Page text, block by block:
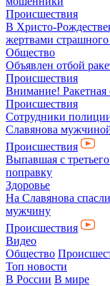
Происшествия
В Христо-
жертвами
Общество
Объявлен отбой
Происшествия
Внимание! Ракетная
Происшествия
Сотрудники
Славянова
Происшествия
Выпавшая с
поправку
Здоровье
На Славянова
мужчину
Происшествия
Видео
Общество
Топ новости
В России В мире